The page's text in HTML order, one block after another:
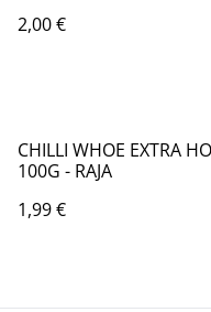
2,00 €
CHILLI WHOE EXTRA
100G - RAJA
1,99 €